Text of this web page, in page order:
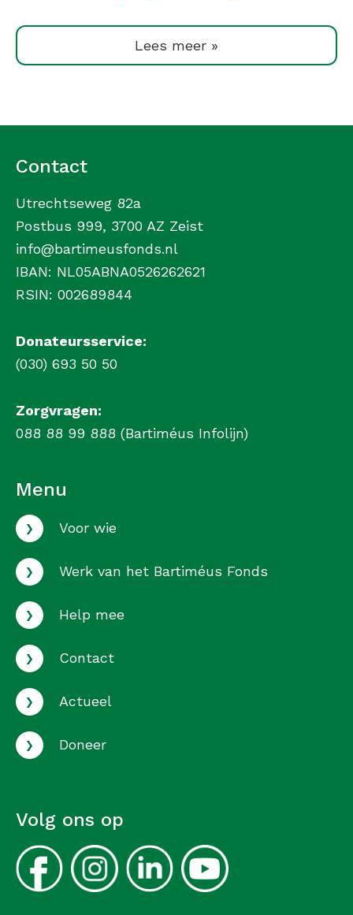
Lees meer »
Contact
Utrechtseweg 82a
Postbus 999, 3700 AZ Zeist
info@bartimeusfonds.nl
IBAN: NL05ABNA0526262621
RSIN: 002689844
Donateursservice:
(030) 693 50 50
Zorgvragen:
088 88 99 888 (Bartiméus Infolijn)
Menu
› Voor wie
› Werk van het Bartiméus Fonds
› Help mee
› Contact
› Actueel
› Doneer
Volg ons op